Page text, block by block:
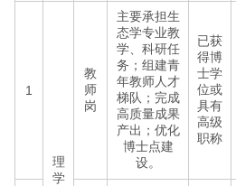
1
理
学
教
师
岗
主要承担生
态学专业教
学、科研任
务；组建青
年教师人才
梯队；完成
高质量成果
产出；优化
博士点建
设。
已获
得博
士学
位或
具有
高级
职称